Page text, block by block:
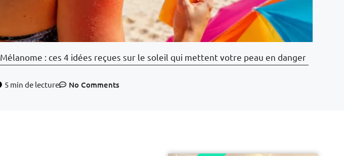
Mélanome : ces 4 idées reçues sur le soleil qui mettent votre peau en danger
5 min de lecture
No Comments